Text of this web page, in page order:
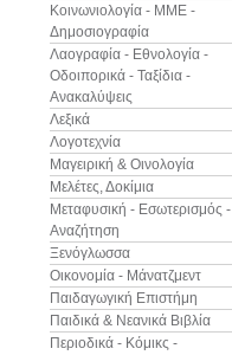
Κοινωνιολογία - ΜΜΕ -
Δημοσιογραφία
Λαογραφία - Εθνολογία -
Οδοιπορικά - Ταξίδια -
Ανακαλύψεις
Λεξικά
Λογοτεχνία
Μαγειρική & Οινολογία
Μελέτες, Δοκίμια
Μεταφυσική - Εσωτερισμός -
Αναζήτηση
Ξενόγλωσσα
Οικονομία - Μάνατζμεντ
Παιδαγωγική Επιστήμη
Παιδικά & Νεανικά Βιβλία
Περιοδικά - Κόμικς -